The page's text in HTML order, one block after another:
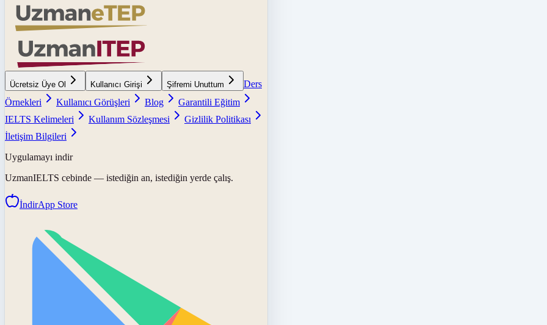
Ücretsiz Üye Ol Kullanıcı Girişi Şifremi Unuttum
Ders
Örnekleri
Kullanıcı Görüşleri Blog
Garantili Eğitim
IELTS Kelimeleri
Kullanım Sözleşmesi
Gizlilik Politikası
İletişim Bilgileri
Uygulamayı indir
UzmanIELTS cebinde — istediğin an, istediğin yerde çalış.
İndirApp Store